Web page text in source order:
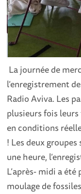
La journée de
l’enregistrement
Radio Aviva. Les
plusieurs fois
en conditions
! Les deux
une heure,
L’après- midi a
moulage de